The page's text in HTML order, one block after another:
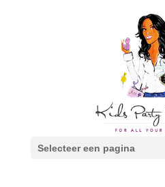
Selecteer een pagina